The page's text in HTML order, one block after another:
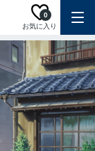
お気に入り
0